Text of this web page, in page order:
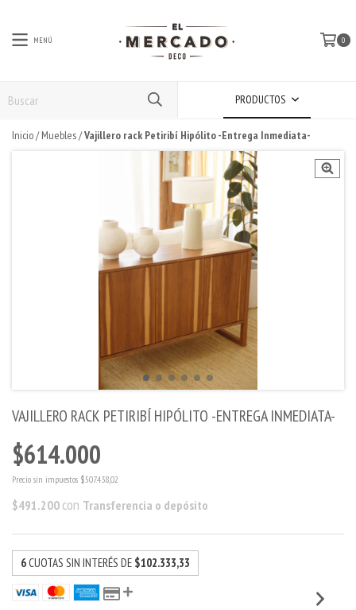
MENÚ 0
PRODUCTOS
Inicio/ Muebles/Vajillero rack Petiribí Hipólito -Entrega Inmediata-
VAJILLERO RACK PETIRIBÍ HIPÓLITO -ENTREGA INMEDIATA-
$614.000
Precio sin impuestos $507.438,02
$491.200 con Transferencia o depósito
6CUOTAS SIN INTERÉS DE $102.333,33